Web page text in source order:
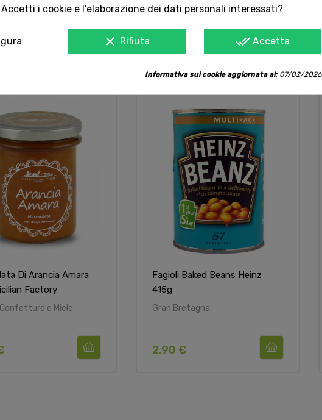
Di Arancia Amara
Factory
e Miele
Fagioli Baked Beans Heinz
415g
Gran Bretagna
2,90 €
i cookie e l'elaborazione dei dati personali interessati?
clear Rifiuta done_all Accetta
Informativa sui cookie aggiornata al:07/02/2026